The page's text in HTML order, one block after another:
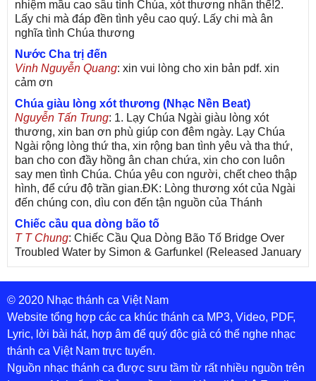
nhiệm mầu cao sâu tình Chúa, xót thương nhân thế!2.
Lấy chi mà đáp đền tình yêu cao quý. Lấy chi mà ân
nghĩa tình Chúa thương
Nước Cha trị đến
Vinh Nguyễn Quang: xin vui lòng cho xin bản pdf. xin
cảm ơn
Chúa giàu lòng xót thương (Nhạc Nền Beat)
Nguyễn Tấn Trung: 1. Lạy Chúa Ngài giàu lòng xót
thương, xin ban ơn phù giúp con đêm ngày. Lạy Chúa
Ngài rộng lòng thứ tha, xin rộng ban tình yêu và tha thứ,
ban cho con đầy hồng ân chan chứa, xin cho con luôn
say men tình Chúa. Chúa yêu con người, chết cheo thập
hình, để cứu độ trần gian.ĐK: Lòng thương xót của Ngài
đến chúng con, dìu con đến tận nguồn của Thánh
Chiếc cầu qua dòng bão tố
T T Chung: Chiếc Cầu Qua Dòng Bão Tố Bridge Over
Troubled Water by Simon & Garfunkel (Released January
26, 1970) Lời Việt: Nhạc Sĩ Vũ Đức Nghiêm Trình Bày:
Chung Tử Lưu
De Colores! (Lời Việt)
Son Vu: Bài hát có lời chưa.Cám ơn
Bài ca dâng Mẹ
thuc : xin lòi bài hat ,bai ca dang me.gia ân
Theo gương Mẹ, con lên đường
© 2020 Nhạc thánh ca Việt Nam
Website tổng hợp các ca khúc thánh ca MP3, Video, PDF,
Lyric, lời bài hát, hợp âm để quý độc giả có thể nghe nhạc
thánh ca Việt Nam trực tuyến.
Nguồn nhạc thánh ca được sưu tầm từ rất nhiều nguồn trên